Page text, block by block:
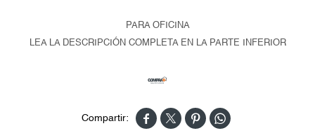
PARA OFICINA
LEA LA DESCRIPCIÓN COMPLETA EN LA PARTE INFERIOR
   